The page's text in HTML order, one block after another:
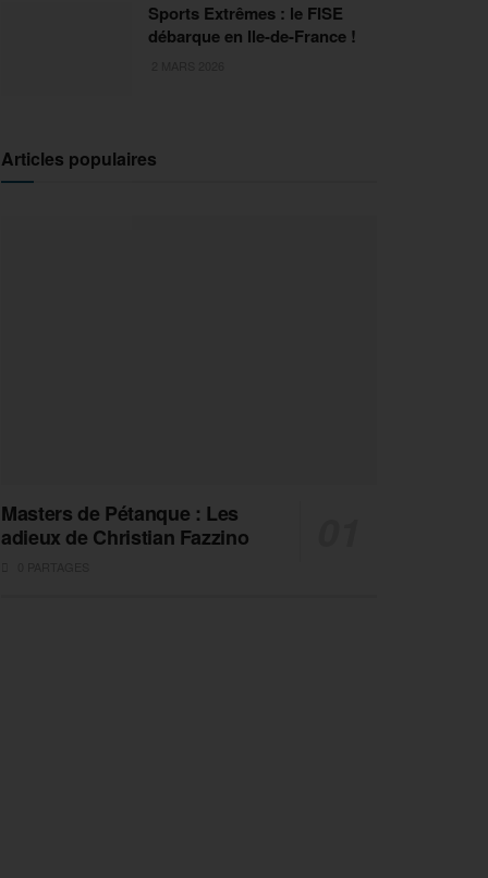
Sports Extrêmes : le FISE
débarque en Ile-de-France !
Articles populaires
Masters de Pétanque : Les
adieux de Christian Fazzino